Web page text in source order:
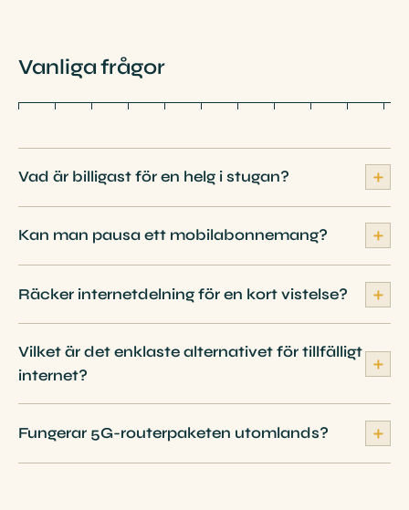
Vanliga frågor
Vad är billigast för en helg i stugan? ＋
Kan man pausa ett mobilabonnemang? ＋
Räcker internetdelning för en kort vistelse? ＋
Vilket är det enklaste alternativet för tillfälligt
internet?
＋
Fungerar 5G-routerpaketen utomlands? ＋